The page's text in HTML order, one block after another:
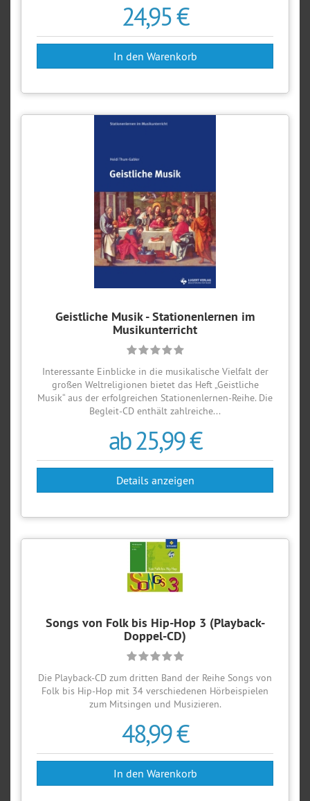
24,95 €
Geistliche Musik - Stationenlernen im
Musikunterricht
Interessante Einblicke in die musikalische Vielfalt der
großen Weltreligionen bietet das Heft „Geistliche
Musik“ aus der erfolgreichen Stationenlernen-Reihe. Die
Begleit-CD enthält zahlreiche...
ab 25,99 €
Details anzeigen
Songs von Folk bis Hip-Hop 3 (Playback-
Doppel-CD)
Die Playback-CD zum dritten Band der Reihe Songs von
Folk bis Hip-Hop mit 34 verschiedenen Hörbeispielen
zum Mitsingen und Musizieren.
48,99 €